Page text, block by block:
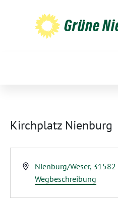
Grüne
Kirchplatz Nienburg
AdresseNienburg/Weser, 31582
Wegbeschreibung